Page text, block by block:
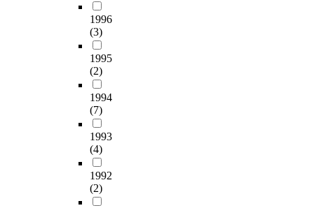
1996
(3)
1995
(2)
1994
(7)
1993
(4)
1992
(2)